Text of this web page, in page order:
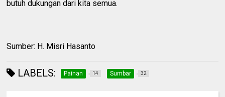
butuh dukungan dari kita semua.
Sumber: H. Misri Hasanto
LABELS: Painan 14 Sumbar 32